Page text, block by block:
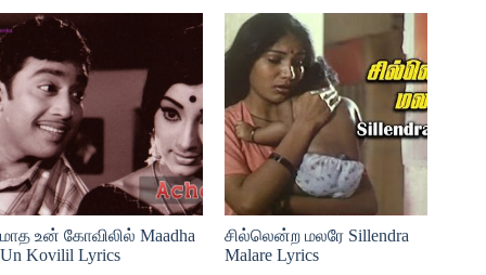
மாத உன் கோவிலில் Maadha
Un Kovilil Lyrics
சில்லென்ற மலரே Sillendra
Malare Lyrics